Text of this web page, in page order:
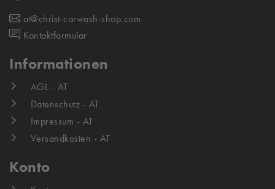
at@christ-carwash-shop.com
Kontaktformular
Informationen
AGL - AT
Datenschutz - AT
Impressum - AT
Versandkosten - AT
Konto